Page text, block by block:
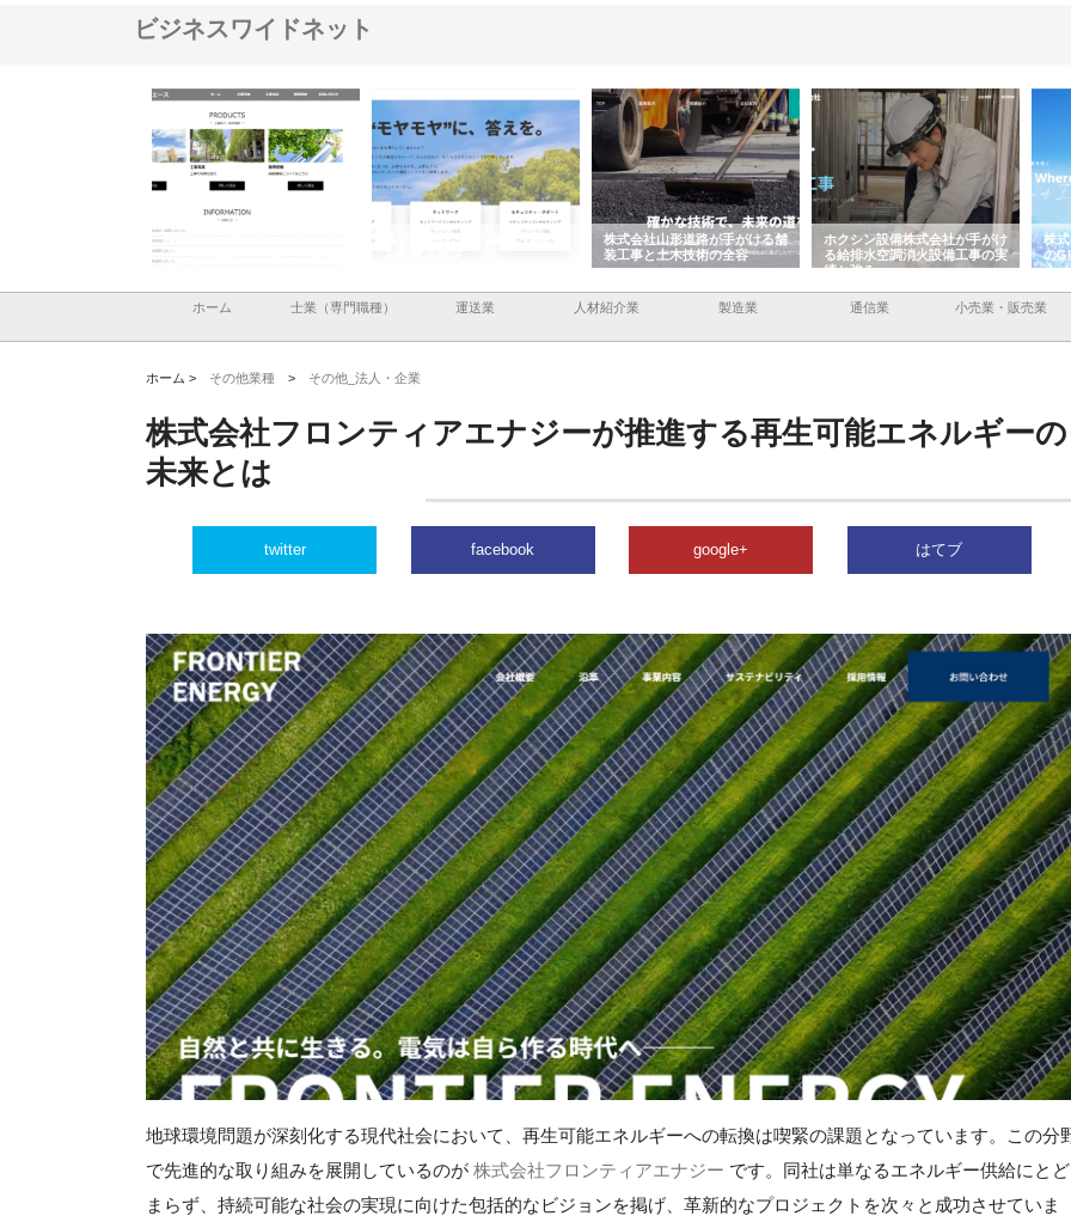
ビジネスワイドネット
みを徹底解説
株式会社山形道路が手がける舗
ホクシン設備株式会社が手がけ
る給排水空調消火設備工事の実
績と強み
株式会社東京シー・エム・シー
のGISインフラ管理システム導
入メリット
株
か
由
ホーム 士業（専門職種） 運送業 人材紹介業 製造業 通信業 小売業・販売業
ホーム > その他業種 > その他_法人・企業
株式会社フロンティアエナジーが推進する再生可能エネルギーの
未来とは
twitter facebook google+ はてブ
地球環境問題が深刻化する現代社会において、再生可能エネルギーへの転換は喫緊の課題となっています。この分
で先進的な取り組みを展開しているのが 株式会社フロンティアエナジー です。同社は単なるエネルギー供給にとど
まらず、持続可能な社会の実現に向けた包括的なビジョンを掲げ、革新的なプロジェクトを次々と成功させていま